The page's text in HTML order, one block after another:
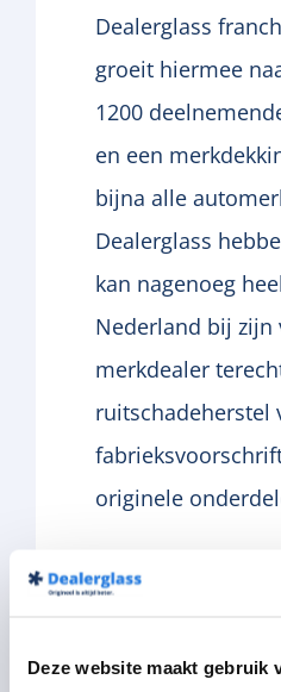
Deze website maakt gebruik
Dealerglass
groeit hiermee
1200
en een
bijna alle
Dealerglass
kan nagenoeg
Nederland bij zijn
merkdealer
ruitschadeherstel
originele
aangesloten